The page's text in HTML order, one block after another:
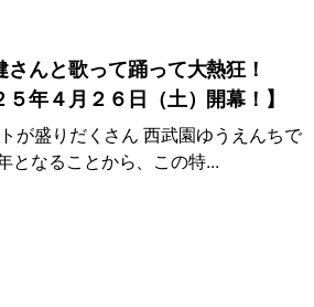
んと歌って踊って大熱狂！
年４月２６日（土）開幕！】
が盛りだくさん 西武園ゆうえんちで
となることから、この特...